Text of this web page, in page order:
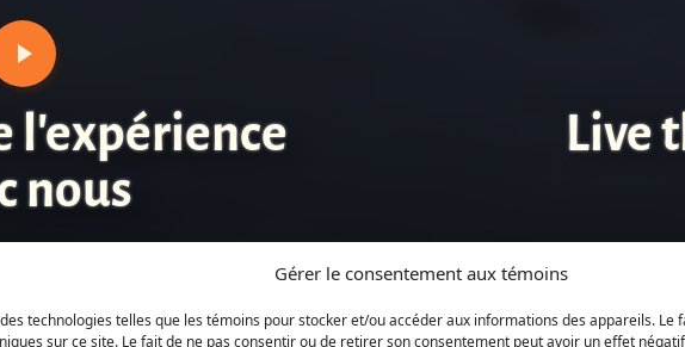
Gérer le consentement aux témoins
technologies telles que les témoins pour stocker et/ou accéder aux informations des appareils.
sur ce site. Le fait de ne pas consentir ou de retirer son consentement peut avoir un effet
l'expérience
nous
Live